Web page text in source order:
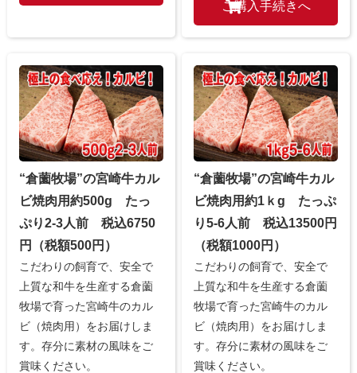
“倉薗牧場”の宮崎牛カル
ビ焼肉用約500g たっ
ぷり2-3人前 税込6750
円（税額500円）
こだわりの飼育で、安全で
上質な和牛を生産する倉薗
牧場で育った宮崎牛のカル
ビ（焼肉用）をお届けしま
す。存分に素材の風味をご
賞味ください。
“倉薗牧場”の宮崎牛カル
ビ焼肉用約1ｋg たっぷ
り5-6人前 税込13500円
（税額1000円）
こだわりの飼育で、安全で
上質な和牛を生産する倉薗
牧場で育った宮崎牛のカル
ビ（焼肉用）をお届けしま
す。存分に素材の風味をご
賞味ください。